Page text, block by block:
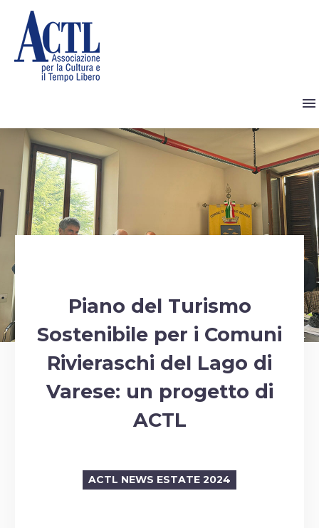
Piano del Turismo
Sostenibile per i Comuni
Rivieraschi del Lago di
Varese: un progetto di
ACTL
ACTL NEWS ESTATE 2024